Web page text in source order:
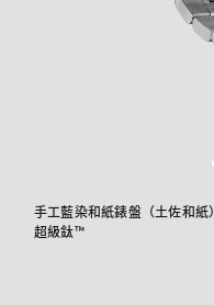
手工藍染和紙錶盤（土佐和紙）
超級鈦™